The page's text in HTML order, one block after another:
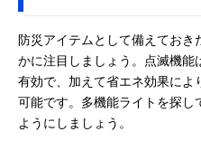
防災アイテムとして備えておき
かに注目しましょう。点滅機能
有効で、加えて省エネ効果に
可能です。多機能ライトを探し
ようにしましょう。